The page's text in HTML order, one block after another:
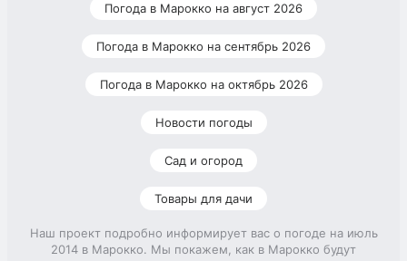
Погода в Марокко на август 2026
Погода в Марокко на сентябрь 2026
Погода в Марокко на октябрь 2026
Новости погоды
Сад и огород
Товары для дачи
Наш проект подробно информирует вас о погоде на июль
2014 в Марокко. Мы покажем, как в Марокко будут